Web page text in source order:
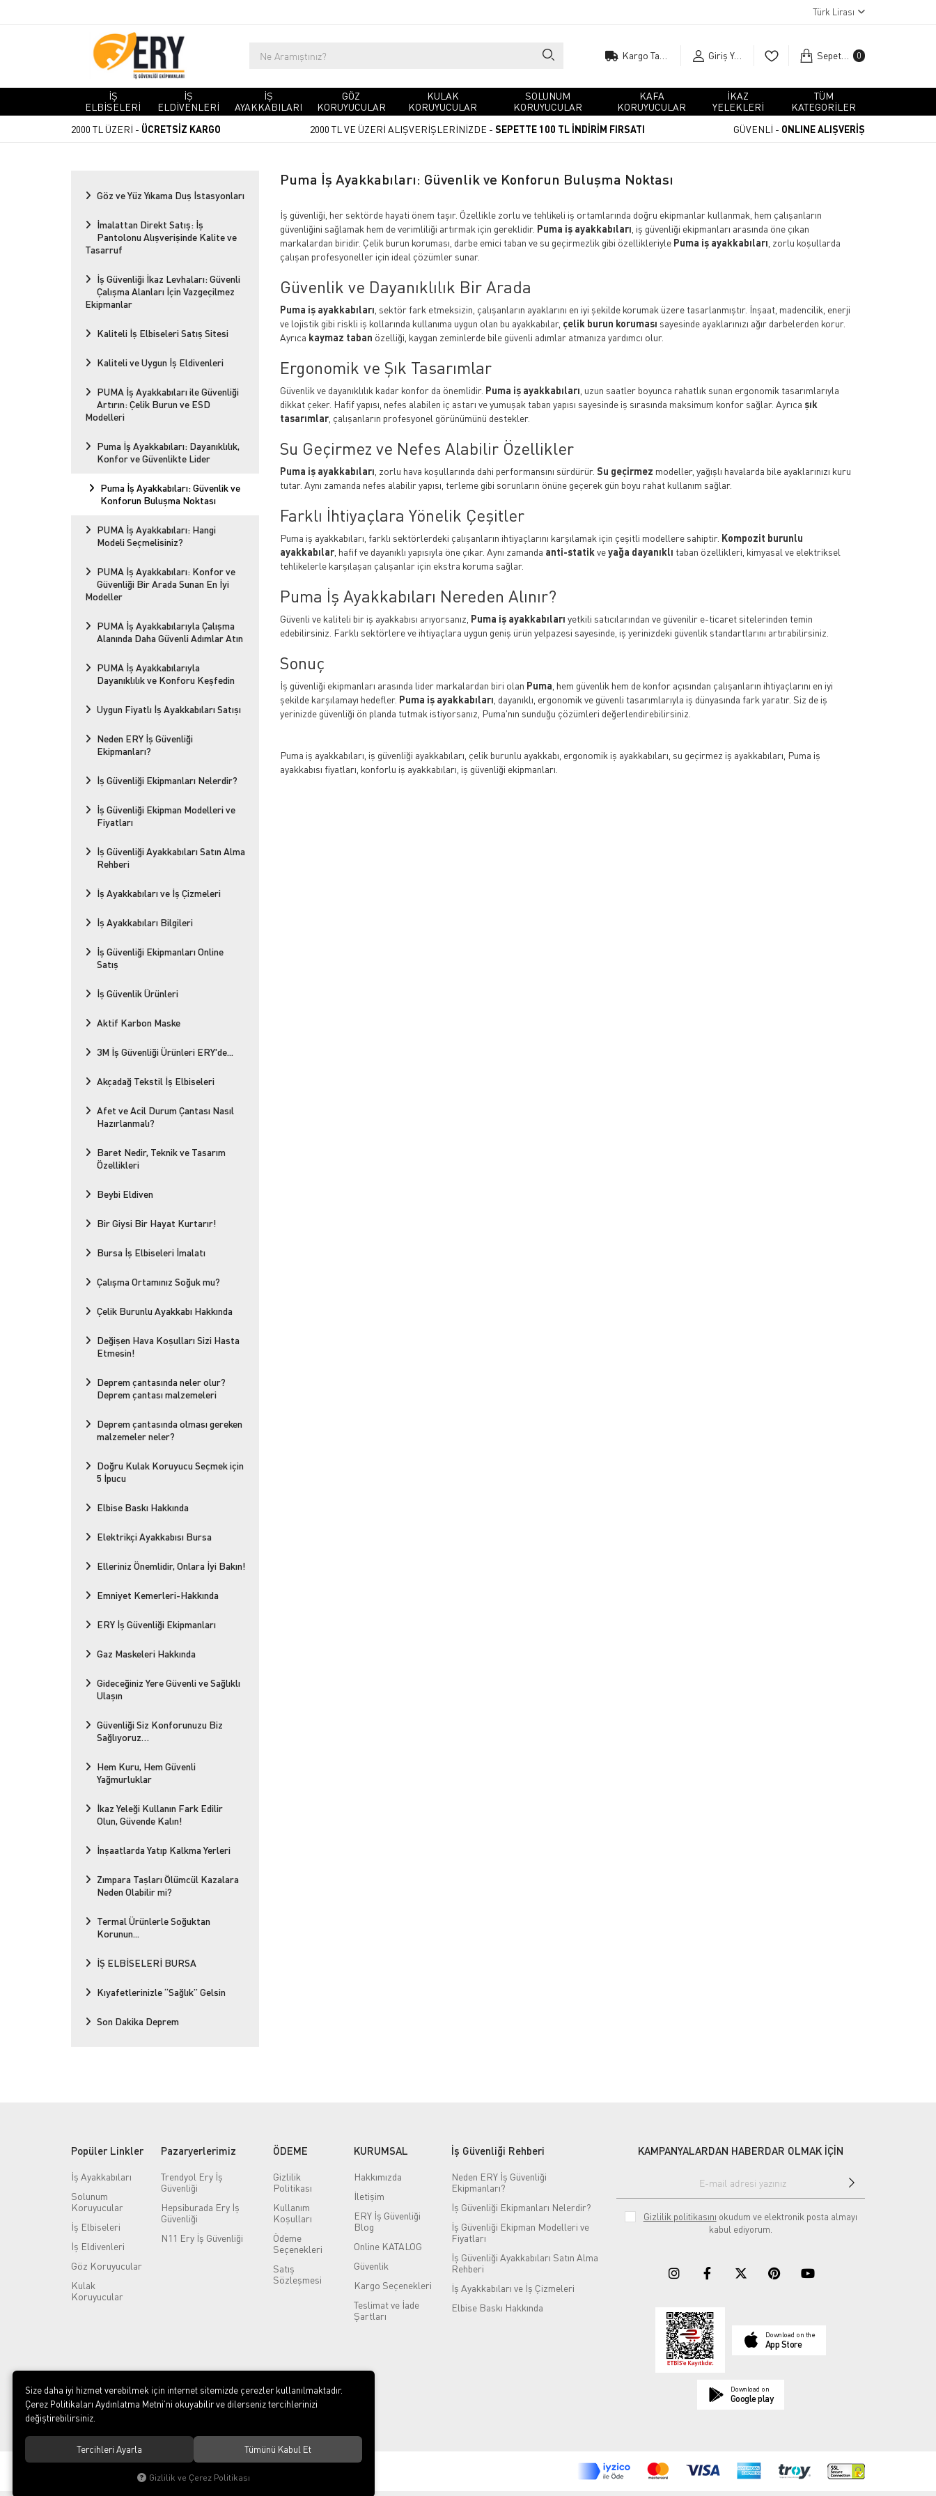
Türk Lirası
Giriş Yap Sepetim 0
İŞ
ELBİSELERİ
İŞ
ELDİVENLERİ
İŞ
AYAKKABILARI
GÖZ
KORUYUCULAR
KULAK
KORUYUCULAR
SOLUNUM
KORUYUCULAR
KAFA
KORUYUCULAR
İKAZ
YELEKLERİ
TÜM
KATEGORİLER
2000 TL ÜZERİ - ÜCRETSİZ KARGO 2000 TL VE ÜZERİ ALIŞVERİŞLERİNİZDE - SEPETTE 100 TL İNDİRİM FIRSATI GÜVENLİ - ONLINE ALIŞVERİŞ
Göz ve Yüz Yıkama Duş İstasyonları
İmalattan Direkt Satış: İş
Pantolonu Alışverişinde Kalite ve
Tasarruf
İş Güvenliği İkaz Levhaları: Güvenli
Çalışma Alanları İçin Vazgeçilmez
Ekipmanlar
Kaliteli İş Elbiseleri Satış Sitesi
Kaliteli ve Uygun İş Eldivenleri
PUMA İş Ayakkabıları ile Güvenliği
Artırın: Çelik Burun ve ESD
Modelleri
Puma İş Ayakkabıları: Dayanıklılık,
Konfor ve Güvenlikte Lider
Puma İş Ayakkabıları: Güvenlik ve
Konforun Buluşma Noktası
PUMA İş Ayakkabıları: Hangi
Modeli Seçmelisiniz?
PUMA İş Ayakkabıları: Konfor ve
Güvenliği Bir Arada Sunan En İyi
Modeller
PUMA İş Ayakkabılarıyla Çalışma
Alanında Daha Güvenli Adımlar Atın
PUMA İş Ayakkabılarıyla
Dayanıklılık ve Konforu Keşfedin
Uygun Fiyatlı İş Ayakkabıları Satışı
Neden ERY İş Güvenliği
Ekipmanları?
İş Güvenliği Ekipmanları Nelerdir?
İş Güvenliği Ekipman Modelleri ve
Fiyatları
İş Güvenliği Ayakkabıları Satın Alma
Rehberi
İş Ayakkabıları ve İş Çizmeleri
İş Ayakkabıları Bilgileri
İş Güvenliği Ekipmanları Online
Satış
İş Güvenlik Ürünleri
Aktif Karbon Maske
3M İş Güvenliği Ürünleri ERY'de...
Akçadağ Tekstil İş Elbiseleri
Afet ve Acil Durum Çantası Nasıl
Hazırlanmalı?
Baret Nedir, Teknik ve Tasarım
Özellikleri
Beybi Eldiven
Bir Giysi Bir Hayat Kurtarır!
Bursa İş Elbiseleri İmalatı
Çalışma Ortamınız Soğuk mu?
Çelik Burunlu Ayakkabı Hakkında
Değişen Hava Koşulları Sizi Hasta
Etmesin!
Deprem çantasında neler olur?
Deprem çantası malzemeleri
Deprem çantasında olması gereken
malzemeler neler?
Doğru Kulak Koruyucu Seçmek için
5 İpucu
Elbise Baskı Hakkında
Elektrikçi Ayakkabısı Bursa
Elleriniz Önemlidir, Onlara İyi Bakın!
Emniyet Kemerleri-Hakkında
ERY İş Güvenliği Ekipmanları
Gaz Maskeleri Hakkında
Gideceğiniz Yere Güvenli ve Sağlıklı
Ulaşın
Güvenliği Siz Konforunuzu Biz
Sağlıyoruz…
Hem Kuru, Hem Güvenli
Yağmurluklar
İkaz Yeleği Kullanın Fark Edilir
Olun, Güvende Kalın!
İnşaatlarda Yatıp Kalkma Yerleri
Zımpara Taşları Ölümcül Kazalara
Neden Olabilir mi?
Termal Ürünlerle Soğuktan
Korunun...
İŞ ELBİSELERİ BURSA
Kıyafetlerinizle “Sağlık” Gelsin
Son Dakika Deprem
Puma İş Ayakkabıları: Güvenlik ve Konforun Buluşma Noktası
İş güvenliği, her sektörde hayati önem taşır. Özellikle zorlu ve tehlikeli iş ortamlarında doğru ekipmanlar kullanmak, hem çalışanların
güvenliğini sağlamak hem de verimliliği artırmak için gereklidir. Puma iş ayakkabıları , iş güvenliği ekipmanları arasında öne çıkan
markalardan biridir. Çelik burun koruması, darbe emici taban ve su geçirmezlik gibi özellikleriyle Puma iş ayakkabıları , zorlu koşullarda
çalışan profesyoneller için ideal çözümler sunar.
Güvenlik ve Dayanıklılık Bir Arada
Puma iş ayakkabıları , sektör fark etmeksizin, çalışanların ayaklarını en iyi şekilde korumak üzere tasarlanmıştır. İnşaat, madencilik, enerji
ve lojistik gibi riskli iş kollarında kullanıma uygun olan bu ayakkabılar, çelik burun koruması sayesinde ayaklarınızı ağır darbelerden korur.
Ayrıca kaymaz taban özelliği, kaygan zeminlerde bile güvenli adımlar atmanıza yardımcı olur.
Ergonomik ve Şık Tasarımlar
Güvenlik ve dayanıklılık kadar konfor da önemlidir. Puma iş ayakkabıları , uzun saatler boyunca rahatlık sunan ergonomik tasarımlarıyla
dikkat çeker. Hafif yapısı, nefes alabilen iç astarı ve yumuşak taban yapısı sayesinde iş sırasında maksimum konfor sağlar. Ayrıca şık
tasarımlar , çalışanların profesyonel görünümünü destekler.
Su Geçirmez ve Nefes Alabilir Özellikler
Puma iş ayakkabıları , zorlu hava koşullarında dahi performansını sürdürür. Su geçirmez modeller, yağışlı havalarda bile ayaklarınızı kuru
tutar. Aynı zamanda nefes alabilir yapısı, terleme gibi sorunların önüne geçerek gün boyu rahat kullanım sağlar.
Farklı İhtiyaçlara Yönelik Çeşitler
Puma iş ayakkabıları, farklı sektörlerdeki çalışanların ihtiyaçlarını karşılamak için çeşitli modellere sahiptir. Kompozit burunlu
ayakkabılar , hafif ve dayanıklı yapısıyla öne çıkar. Aynı zamanda anti-statikveyağa dayanıklı taban özellikleri, kimyasal ve elektriksel
tehlikelerle karşılaşan çalışanlar için ekstra koruma sağlar.
Puma İş Ayakkabıları Nereden Alınır?
Güvenli ve kaliteli bir iş ayakkabısı arıyorsanız, Puma iş ayakkabıları yetkili satıcılarından ve güvenilir e-ticaret sitelerinden temin
edebilirsiniz. Farklı sektörlere ve ihtiyaçlara uygun geniş ürün yelpazesi sayesinde, iş yerinizdeki güvenlik standartlarını artırabilirsiniz.
Sonuç
İş güvenliği ekipmanları arasında lider markalardan biri olan Puma , hem güvenlik hem de konfor açısından çalışanların ihtiyaçlarını en iyi
şekilde karşılamayı hedefler. Puma iş ayakkabıları , dayanıklı, ergonomik ve güvenli tasarımlarıyla iş dünyasında fark yaratır. Siz de iş
yerinizde güvenliği ön planda tutmak istiyorsanız, Puma'nın sunduğu çözümleri değerlendirebilirsiniz.
Puma iş ayakkabıları, iş güvenliği ayakkabıları, çelik burunlu ayakkabı, ergonomik iş ayakkabıları, su geçirmez iş ayakkabıları, Puma iş
ayakkabısı fiyatları, konforlu iş ayakkabıları, iş güvenliği ekipmanları.
Popüler Linkler
İş Ayakkabıları
Solunum
Koruyucular
İş Elbiseleri
İş Eldivenleri
Göz Koruyucular
Kulak
Koruyucular
Pazaryerlerimiz
Trendyol Ery İş
Güvenliği
Hepsiburada Ery İş
Güvenliği
N11 Ery İş Güvenliği
ÖDEME
Gizlilik
Politikası
Kullanım
Koşulları
Ödeme
Seçenekleri
Satış
Sözleşmesi
KURUMSAL
Hakkımızda
İletişim
ERY İş Güvenliği
Blog
Online KATALOG
Güvenlik
Kargo Seçenekleri
Teslimat ve İade
Şartları
İş Güvenliği Rehberi
Neden ERY İş Güvenliği
Ekipmanları?
İş Güvenliği Ekipmanları Nelerdir?
İş Güvenliği Ekipman Modelleri ve
Fiyatları
İş Güvenliği Ayakkabıları Satın Alma
Rehberi
İş Ayakkabıları ve İş Çizmeleri
Elbise Baskı Hakkında
KAMPANYALARDAN HABERDAR OLMAK İÇİN
Gizlilik politikasını okudum ve elektronik posta almayı
kabul ediyorum.
Download on the
App Store
Download on
Google play
ERY İş Güvenliği Ekipmanları
Size daha iyi hizmet verebilmek için internet sitemizde çerezler kullanılmaktadır.
Çerez Politikaları Aydınlatma Metni’ni okuyabilir ve dilerseniz tercihlerinizi
değiştirebilirsiniz.
Tercihleri Ayarla Tümünü Kabul Et
Gizlilik ve Çerez Politikası